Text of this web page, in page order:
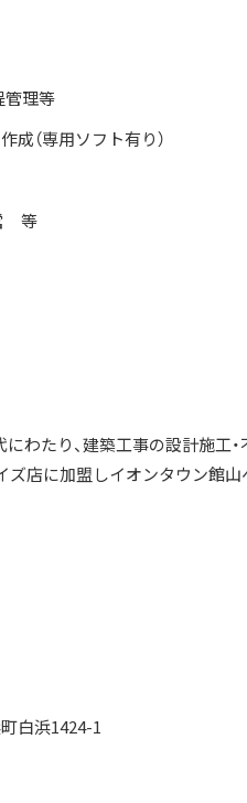
管理等
成（専用ソフト有り）
等
わたり、建築工事の設計施工
店に加盟しイオンタウン館山
浜1424-1